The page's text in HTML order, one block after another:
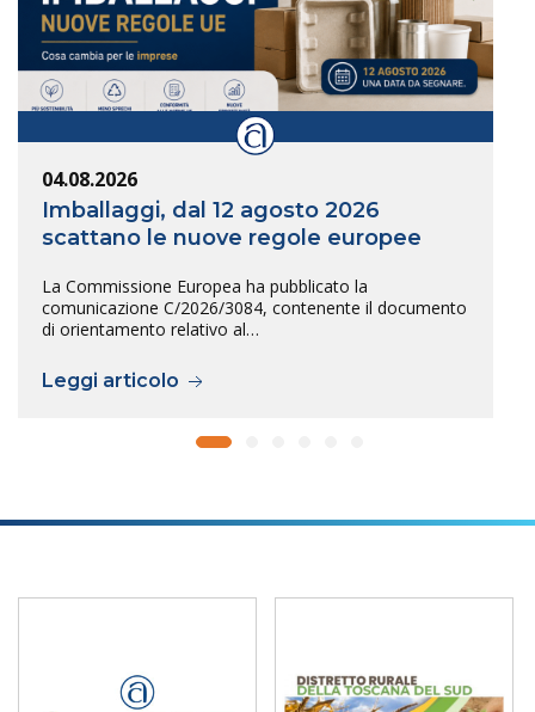
04.08.2026
Imballaggi, dal 12 agosto 2026
scattano le nuove regole europee
La Commissione Europea ha pubblicato la
comunicazione C/2026/3084, contenente il documento
di orientamento relativo al…
Leggi articolo